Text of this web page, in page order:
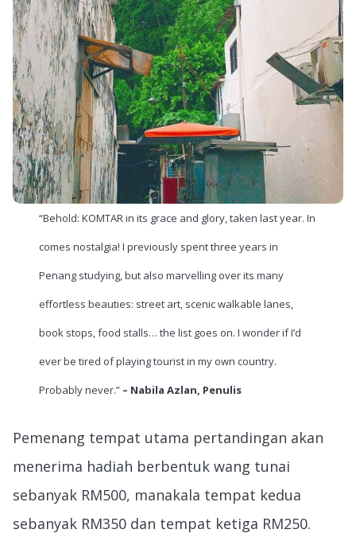
“Behold: KOMTAR in its grace and glory, taken last year. In
comes nostalgia! I previously spent three years in
Penang studying, but also marvelling over its many
effortless beauties: street art, scenic walkable lanes,
book stops, food stalls… the list goes on. I wonder if I’d
ever be tired of playing tourist in my own country.
Probably never.” – Nabila Azlan, Penulis
Pemenang tempat utama pertandingan akan
menerima hadiah berbentuk wang tunai
sebanyak RM500, manakala tempat kedua
sebanyak RM350 dan tempat ketiga RM250.